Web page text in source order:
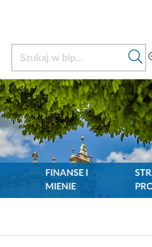
FINANSE I
MIENIE